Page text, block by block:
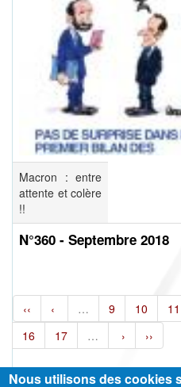
Macron : entre
attente et colère
!!
N°360 - Septembre 2018
‹‹ ‹ … 9 10 11
16
17 … › ››
Nous utilisons des cookies